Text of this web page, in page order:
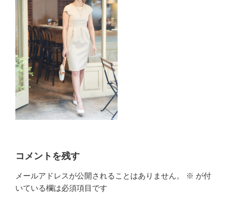
コメントを残す
メールアドレスが公開されることはありません。 ※ が付
いている欄は必須項目です